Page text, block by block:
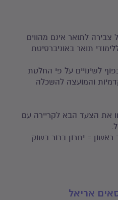
צבירה לתואר אינם מהווים
תואר באוניברסיטת
לשינויים על פי החלטת
והמועצה להשכלה
את הצעד הבא לקריירה עם
= יתרון ברור בשוק
אריאל